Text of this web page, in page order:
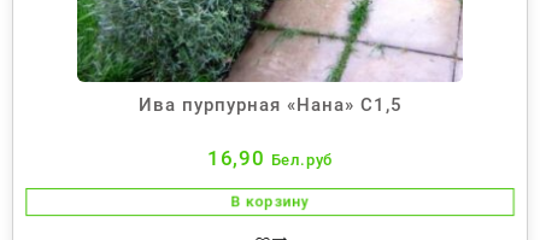
Ива пурпурная «Нана» С1,5
16,90 Бел.руб
В корзину